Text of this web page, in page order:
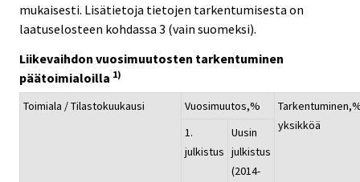
mukaisesti. Lisätietoja tietojen tarkentumisesta on
laatuselosteen kohdassa 3 (vain suomeksi).
Liikevaihdon vuosimuutosten tarkentuminen
päätoimialoilla 1)
Toimiala / Tilastokuukausi Vuosimuutos,%
yksikköä
1.
julkistus
Uusin
julkistus
(2014-